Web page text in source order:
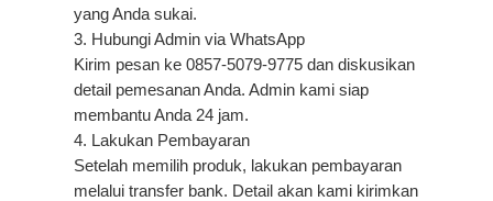
yang Anda sukai.
Hubungi Admin via WhatsApp
Kirim pesan ke 0857-5079-9775 dan diskusikan
detail pemesanan Anda. Admin kami siap
membantu Anda 24 jam.
Lakukan Pembayaran
Setelah memilih produk, lakukan pembayaran
melalui transfer bank. Detail akan kami kirimkan